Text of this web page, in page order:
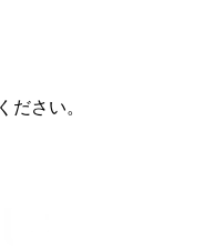
ださい。